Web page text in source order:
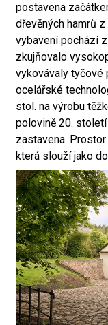
postavena
dřevěných hamrů
vybavení pochází
zkujňovalo
vykovávaly tyčové
ocelářské
stol. na výrobu
polovině 20.
zastavena.
která slouží jako